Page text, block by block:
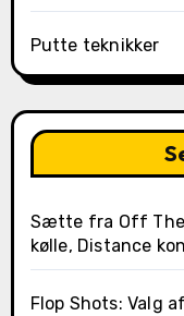
Putte teknikker
Sætte fra Off The
kølle, Distance
Flop Shots: Valg